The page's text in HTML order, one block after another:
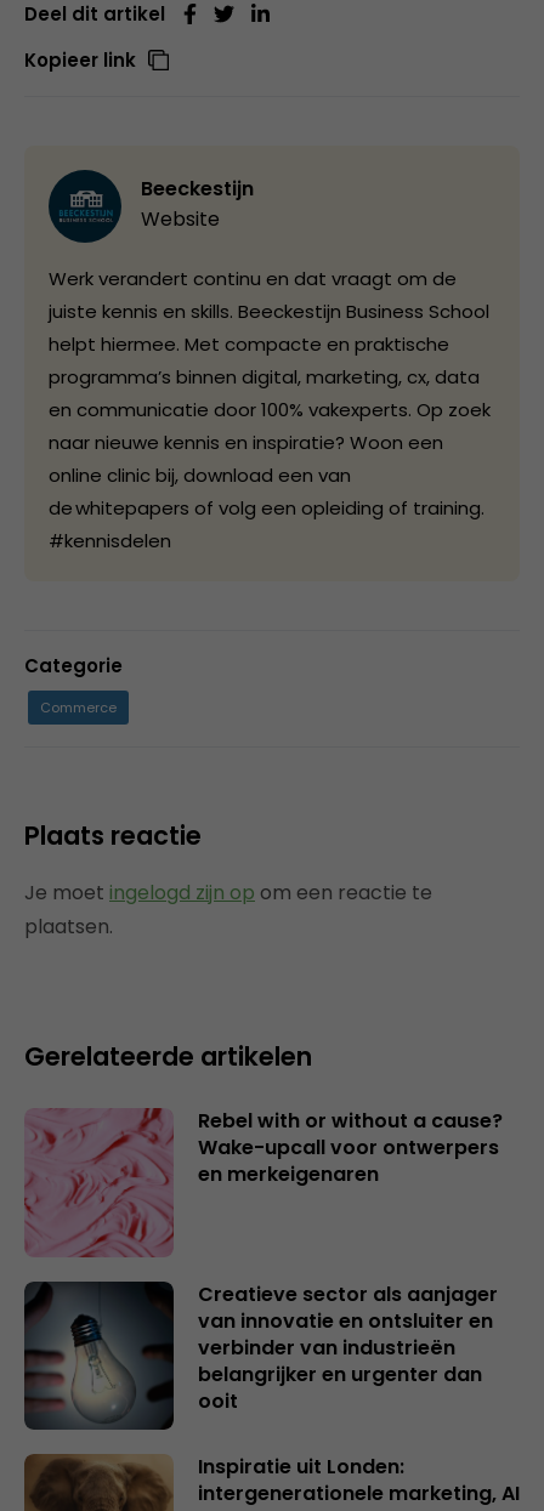
Deel dit artikel
Kopieer link
Beeckestijn
Website
Werk verandert continu en dat vraagt om de
juiste kennis en skills. Beeckestijn Business School
helpt hiermee. Met compacte en praktische
programma’s binnen digital, marketing, cx, data
en communicatie door 100% vakexperts. Op zoek
naar nieuwe kennis en inspiratie? Woon een
online clinic bij, download een van
de whitepapers of volg een opleiding of training.
#kennisdelen
Categorie
Commerce
Plaats reactie
Je moet ingelogd zijn op om een reactie te
plaatsen.
Gerelateerde artikelen
Rebel with or without a cause?
Wake-upcall voor ontwerpers
en merkeigenaren
Creatieve sector als aanjager
van innovatie en ontsluiter en
verbinder van industrieën
belangrijker en urgenter dan
ooit
Inspiratie uit Londen:
intergenerationele marketing, AI